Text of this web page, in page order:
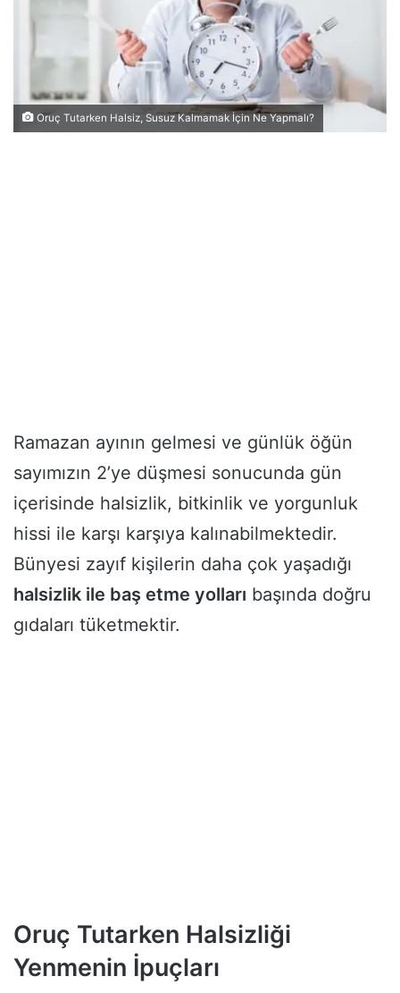
Oruç Tutarken Halsiz, Susuz Kalmamak İçin Ne Yapmalı?
Ramazan ayının gelmesi ve günlük öğün
sayımızın 2’ye düşmesi sonucunda gün
içerisinde halsizlik, bitkinlik ve yorgunluk
hissi ile karşı karşıya kalınabilmektedir.
Bünyesi zayıf kişilerin daha çok yaşadığı
halsizlik ile baş etme yolları başında doğru
gıdaları tüketmektir.
Oruç Tutarken Halsizliği
Yenmenin İpuçları